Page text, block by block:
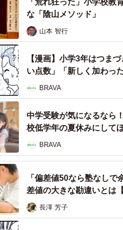
きな意識が大多数を占めている
2年生になると、「計算が好き
）」と回答した割合は9.7%へ
答が集中したのは「どちらと
そう思う）」であり、かつ「
つの回答分布の比較から、中学
、否定的・中間的な意識へと大
「荒れ狂った」小学校
な「陰山メソッド」
山本 智行
【漫画】小学3年はつま
い点数」「新しく加わっ
BRAVA
中学受験が気になるなら
校低学年の夏休みにして
BRAVA
「偏差値50なら塾なし
差値の大きな勘違いとは
長澤 芳子